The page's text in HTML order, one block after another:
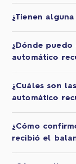
¿Tienen
¿Dónde
automático
¿Cuáles son
automático
¿Cómo
recibió el